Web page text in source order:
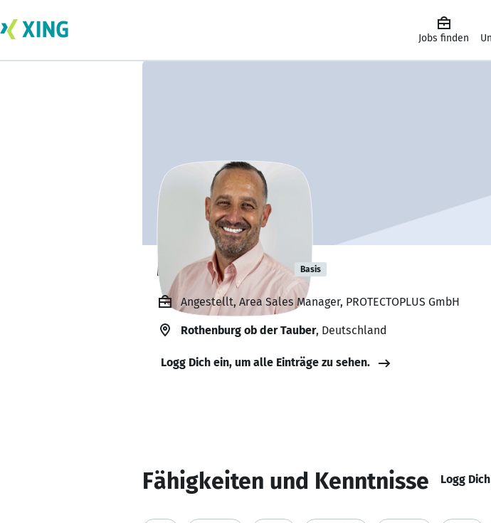
Jobs finden
Markus Kallert Basis
Angestellt, Area Sales Manager, PROTECTOPLUS GmbH
Rothenburg ob der Tauber, Deutschland
Logg Dich ein, um alle Einträge zu sehen.
Fähigkeiten und Kenntnisse Logg